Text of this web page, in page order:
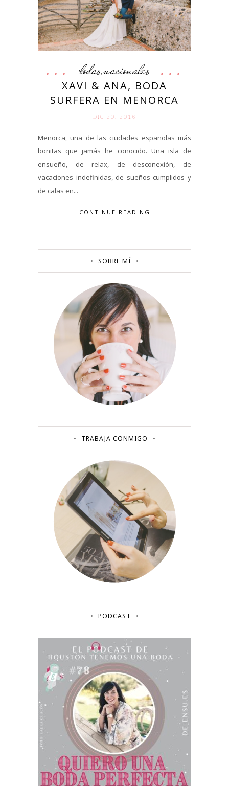
bodas,nacionales
XAVI & ANA, BODA
SURFERA EN MENORCA
DIC 20. 2016
Menorca, una de las ciudades españolas más
bonitas que jamás he conocido. Una isla de
ensueño, de relax, de desconexión, de
vacaciones indefinidas, de sueños cumplidos y
de calas en...
CONTINUE READING
SOBRE MÍ
TRABAJA CONMIGO
PODCAST